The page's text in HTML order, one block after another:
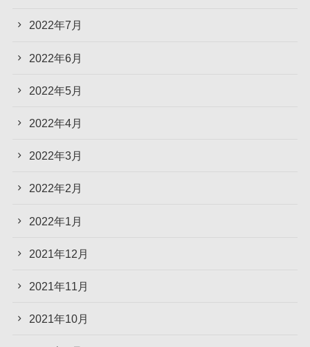
2022年7月
2022年6月
2022年5月
2022年4月
2022年3月
2022年2月
2022年1月
2021年12月
2021年11月
2021年10月